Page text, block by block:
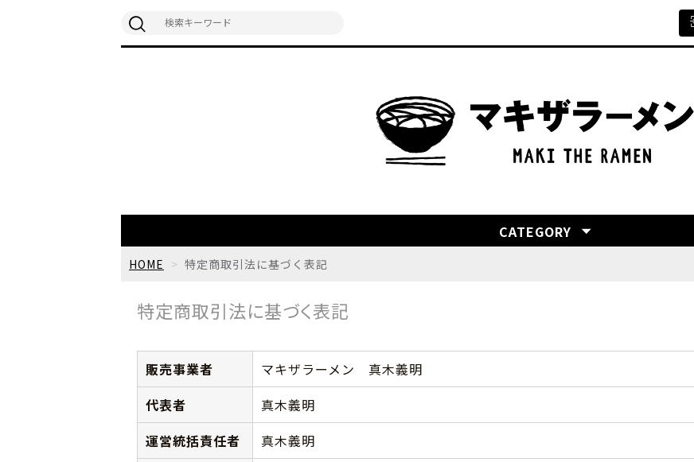
CATEGORY
HOME 特定商取引法に基づく表記
特定商取引法に基づく表記
販売事業者
マキザラーメン 真木義明
代表者
真木義明
運営統括責任者
真木義明